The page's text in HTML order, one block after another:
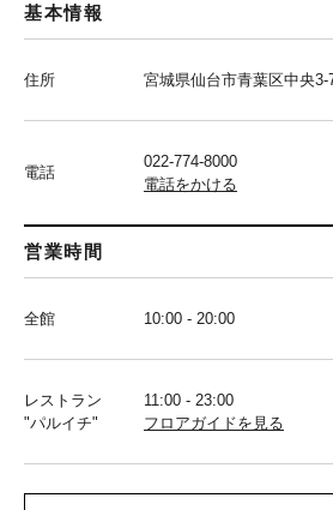
基本情報
住所 宮城県仙台市青葉区中央3-
電話
022-774-8000
電話をかける
営業時間
全館 10:00 - 20:00
レストラン
"パルイチ"
11:00 - 23:00
フロアガイドを見る